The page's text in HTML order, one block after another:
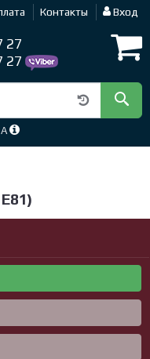
Контакты Вход
27
27